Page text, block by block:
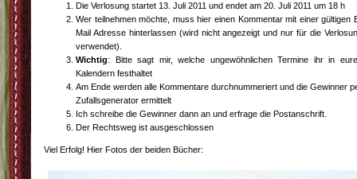
Die Verlosung startet 13. Juli 2011 und endet am 20. Juli 2011 um 18 h
Wer teilnehmen möchte, muss hier einen Kommentar mit einer gültigen
Mail Adresse hinterlassen (wird nicht angezeigt und nur für die
verwendet).
Wichtig: Bitte sagt mir, welche ungewöhnlichen Termine ihr in
Kalendern festhaltet
Am Ende werden alle Kommentare durchnummeriert und die Gewinner
Zufallsgenerator ermittelt
Ich schreibe die Gewinner dann an und erfrage die Postanschrift.
Der Rechtsweg ist ausgeschlossen
Viel Erfolg! Hier Fotos der beiden Bücher: